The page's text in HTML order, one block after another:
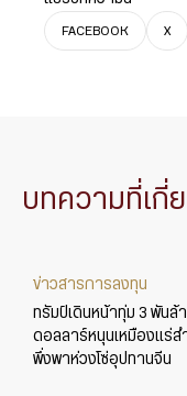
FACEBOOK X
บทความที่เกี่
ข่าวสารการลงทุน
ทรัมป์เดินหน้าทุ่ม 3 พันล้
ดอลลาร์หนุนเหมืองแร่
พึ่งพาห่วงโซ่อุปทานจีน